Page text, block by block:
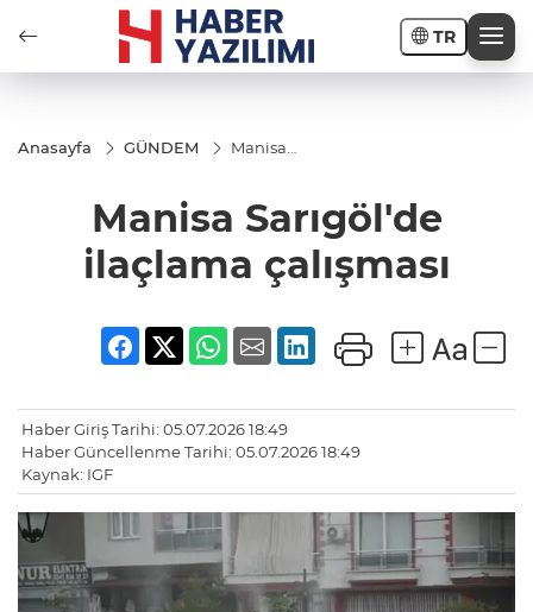
TR
Anasayfa GÜNDEM
Manisa
çalışması
Manisa Sarıgöl'de
ilaçlama çalışması
Haber Giriş Tarihi: 05.07.2026 18:49
Haber Güncellenme Tarihi: 05.07.2026 18:49
Kaynak: IGF